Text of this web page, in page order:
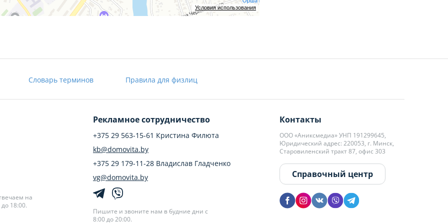
Условия использования
Словарь терминов Правила для физлиц
на
18:00.
Рекламное сотрудничество
+375 29 563-15-61 Кристина Филюта
kb@domovita.by
+375 29 179-11-28 Владислав Гладченко
vg@domovita.by
Пишите и звоните нам в будние дни с
8:00 до 20:00.
Контакты
ООО «Аниксмедиа» УНП 191299645,
Юридический адрес: 220053, г. Минск,
Старовиленский тракт 87, офис 303
Справочный центр